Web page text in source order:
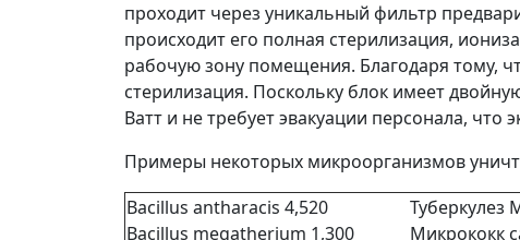
проходит через уникальный фильтр
происходит его полная стерилизация,
рабочую зону помещения. Благодаря тому,
стерилизация. Поскольку блок имеет
Ватт и не требует эвакуации персонала,
Примеры некоторых микроорганизмов
Bacillus antharacis 4,520
Bacillus megatherium 1,300
Туберкулез
Микрококк